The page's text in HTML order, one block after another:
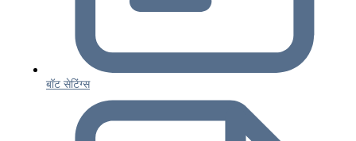
बॉट सेटिंग्स